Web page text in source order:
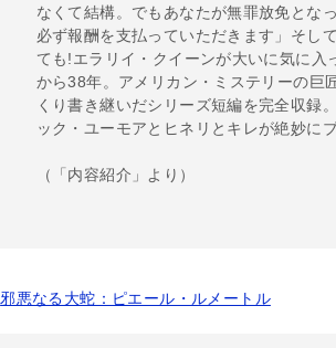
なくて結構。でもあなたが無罪放免とな
必ず報酬を支払っていただきます」そし
ても!エラリイ・クイーンが大いに気に入
から38年。アメリカン・ミステリーの巨
くり書き継いだシリーズ短編を完全収録
ック・ユーモアとヒネリとキレが絶妙に
（「内容紹介」より）
邪悪なる大蛇：ピエール・ルメートル